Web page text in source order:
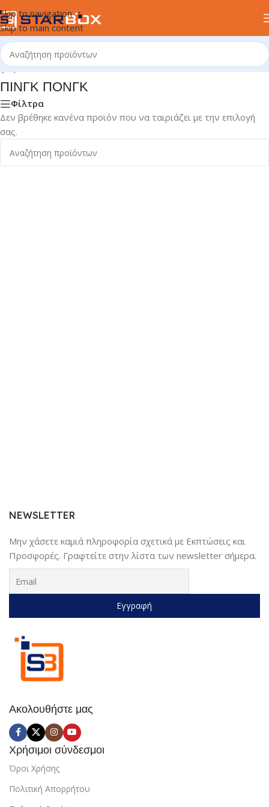
Skip to navigation
Skip to main content
σελίδα/ΑΘΛΗΤΙΣΜΟΣ & HOBBY/ΑΘΛΗΜΑΤΑ/ΠΙΝΓΚ ΠΟΝΓΚ
ΠΙΝΓΚ ΠΟΝΓΚ
Φίλτρα
Δεν βρέθηκε κανένα προϊόν που να ταιριάζει με την επιλογή
σας.
Ακολουθήστε μας
Χρήσιμοι σύνδεσμοι
Όροι Χρήσης
Πολιτική Απορρήτου
NEWSLETTER
Μην χάσετε καμιά πληροφορία σχετικά με Εκπτώσεις και
Προσφορές. Γραφτείτε στην λίστα των newsletter σήμερα.